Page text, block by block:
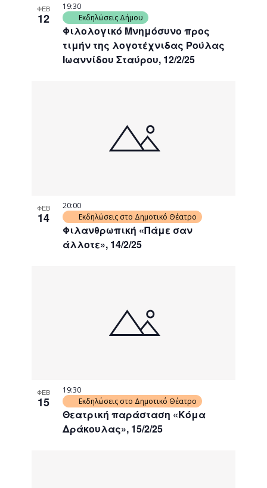
ΦΕΒ
12
Φιλολογικό Μνημόσυνο προς
τιμήν της λογοτέχνιδας Ρούλας
Ιωαννίδου Σταύρου, 12/2/25
19:30
Εκδηλώσεις Δήμου
ΦΕΒ
14
Φιλανθρωπική «Πάμε σαν
άλλοτε», 14/2/25
20:00
Εκδηλώσεις στο Δημοτικό Θέατρο
ΦΕΒ
15
Θεατρική παράσταση «Κόμα
Δράκουλας», 15/2/25
19:30
Εκδηλώσεις στο Δημοτικό Θέατρο